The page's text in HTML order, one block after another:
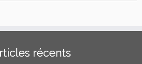
récents